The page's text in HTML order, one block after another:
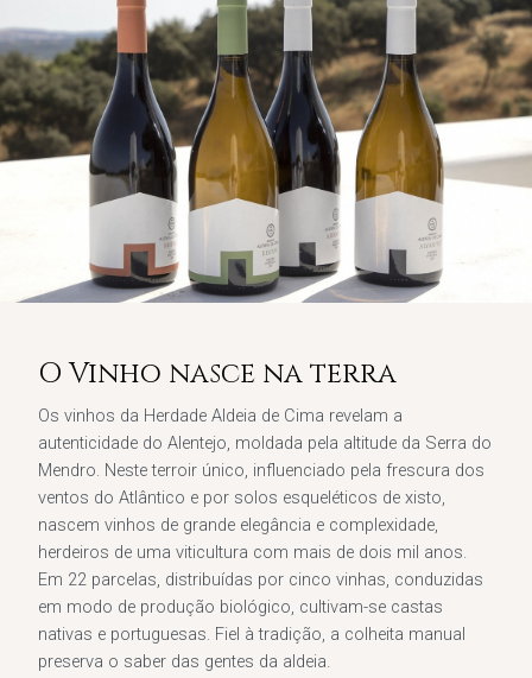
O Vinho nasce na terra
Os vinhos da Herdade Aldeia de Cima revelam a
autenticidade do Alentejo, moldada pela altitude da Serra do
Mendro. Neste terroir único, influenciado pela frescura dos
ventos do Atlântico e por solos esqueléticos de xisto,
nascem vinhos de grande elegância e complexidade,
herdeiros de uma viticultura com mais de dois mil anos.
Em 22 parcelas, distribuídas por cinco vinhas, conduzidas
em modo de produção biológico, cultivam-se castas
nativas e portuguesas. Fiel à tradição, a colheita manual
preserva o saber das gentes da aldeia.